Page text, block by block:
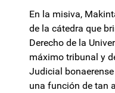
En la misiva,
de la cátedra que
Derecho de la
máximo tribunal y
Judicial
una función de tan